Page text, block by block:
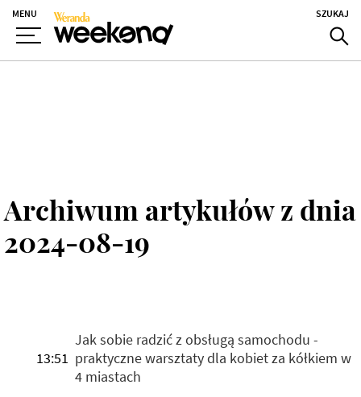
MENU SZUKAJ
Archiwum artykułów z dnia
2024-08-19
13:51
Jak sobie radzić z obsługą samochodu -
praktyczne warsztaty dla kobiet za kółkiem w
4 miastach